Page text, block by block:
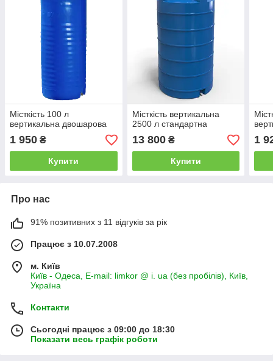
Місткість 100 л
вертикальна двошарова
1 950 ₴
Купити
Місткість вертикальна
2500 л стандартна
13 800₴
Купити
1
Про нас
91% позитивних з 11 відгуків за рік
Працює з 10.07.2008
м. Київ
Київ - Одеса, E-mail: limkor @ i. ua (без пробілів), Київ,
Україна
Контакти
Сьогодні працює з 09:00 до 18:30
Показати весь графік роботи